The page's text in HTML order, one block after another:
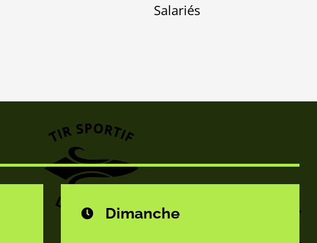
Salariés
Dimanche